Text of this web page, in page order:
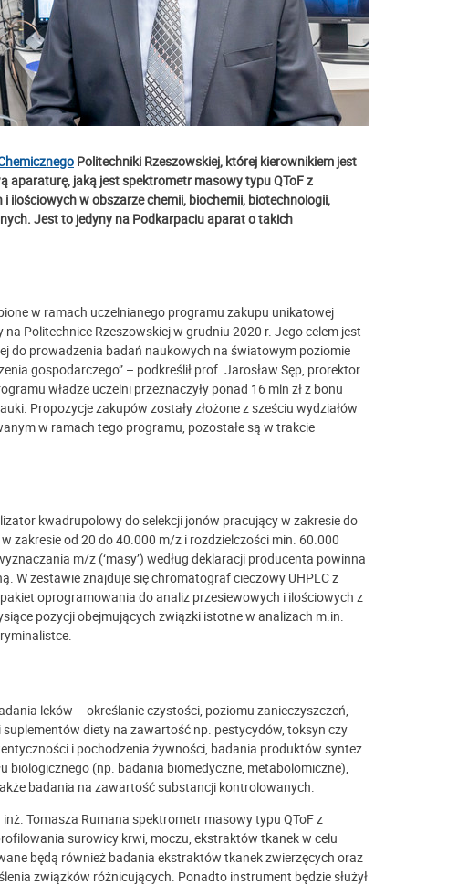
Politechniki Rzeszowskiej, której kierownikiem jest
aparaturę, jaką jest spektrometr masowy typu QToF z
ilościowych w obszarze chemii, biochemii, biotechnologii,
Jest to jedyny na Podkarpaciu aparat o takich
w ramach uczelnianego programu zakupu unikatowej
Politechnice Rzeszowskiej w grudniu 2020 r. Jego celem jest
do prowadzenia badań naukowych na światowym poziomie
gospodarczego” – podkreślił prof. Jarosław Sęp, prorektor
władze uczelni przeznaczyły ponad 16 mln zł z bonu
Propozycje zakupów zostały złożone z sześciu wydziałów
w ramach tego programu, pozostałe są w trakcie
kwadrupolowy do selekcji jonów pracujący w zakresie do
zakresie od 20 do 40.000 m/z i rozdzielczości min. 60.000
m/z (‘masy’) według deklaracji producenta powinna
W zestawie znajduje się chromatograf cieczowy UHPLC z
oprogramowania do analiz przesiewowych i ilościowych z
pozycji obejmujących związki istotne w analizach m.in.
leków – określanie czystości, poziomu zanieczyszczeń,
diety na zawartość np. pestycydów, toksyn czy
i pochodzenia żywności, badania produktów syntez
(np. badania biomedyczne, metabolomiczne),
badania na zawartość substancji kontrolowanych.
Tomasza Rumana spektrometr masowy typu QToF z
surowicy krwi, moczu, ekstraktów tkanek w celu
będą również badania ekstraktów tkanek zwierzęcych oraz
związków różnicujących. Ponadto instrument będzie służył